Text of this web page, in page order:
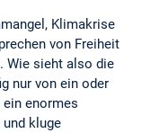
Klimakrise
von Freiheit
Wie sieht also die
nur von ein oder
enormes
kluge